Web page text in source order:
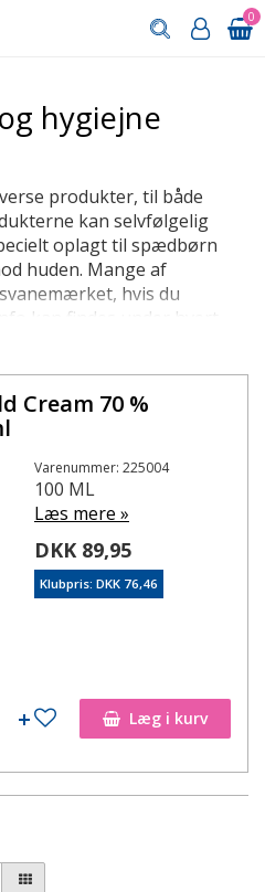
0
hygiejne
produkter, til både
kan selvfølgelig
oplagt til spædbørn
huden. Mange af
hvis du
kan findes under hvert
velegnede til at beskytte
der skal holde til at være
rødme, udslæt og
bleskiftene.
sæbe, lotion og pudder, alt
at sikre en god hudpleje til
Cream 70 %
Varenummer: 225004
100 ML
Læs mere »
DKK 89,95
Klubpris: DKK 76,46
Læg i kurv